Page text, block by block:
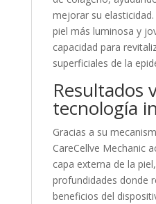
mejorar su
piel más luminosa y
capacidad para
superficiales de la
Resultados
tecnología
Gracias a su
CareCellve Mechanic
capa externa de la
profundidades donde
beneficios del